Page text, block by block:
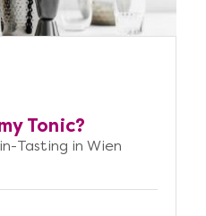
Tonic?
Tasting in Wien